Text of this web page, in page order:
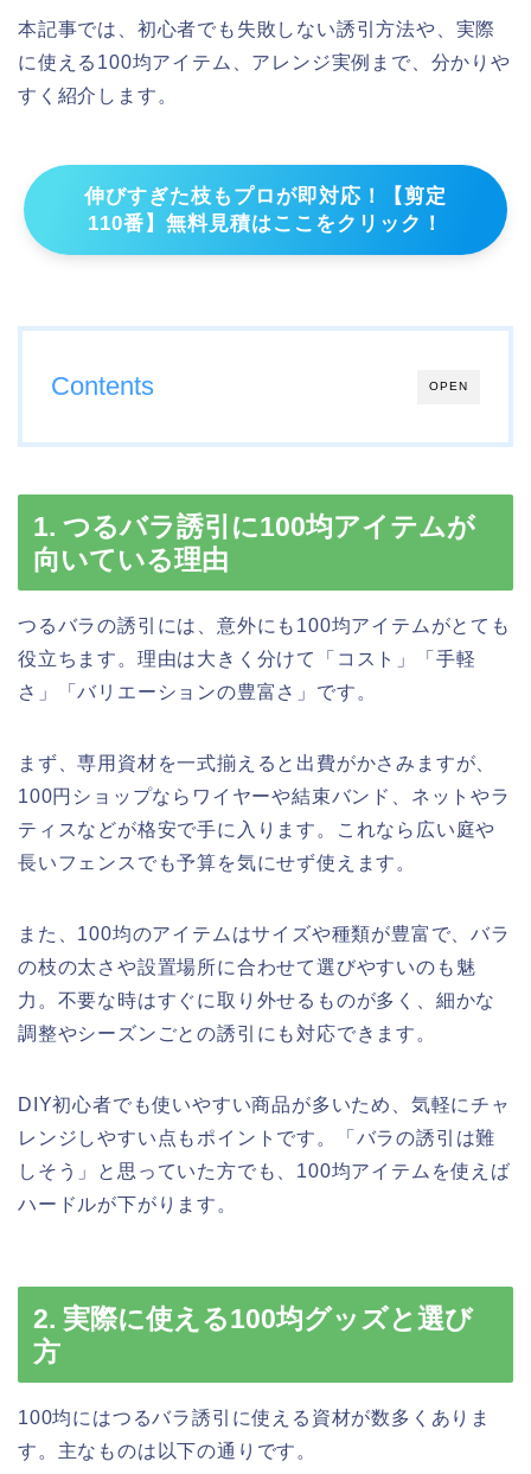
本記事では、初心者でも失敗しない誘引方法や、実際
に使える100均アイテム、アレンジ実例まで、分かりや
すく紹介します。
伸びすぎた枝もプロが即対応！【剪定
110番】無料見積はここをクリック！
OPEN
Contents
1. つるバラ誘引に100均アイテムが
向いている理由
つるバラの誘引には、意外にも100均アイテムがとても
役立ちます。理由は大きく分けて「コスト」「手軽
さ」「バリエーションの豊富さ」です。
まず、専用資材を一式揃えると出費がかさみますが、
100円ショップならワイヤーや結束バンド、ネットやラ
ティスなどが格安で手に入ります。これなら広い庭や
長いフェンスでも予算を気にせず使えます。
また、100均のアイテムはサイズや種類が豊富で、バラ
の枝の太さや設置場所に合わせて選びやすいのも魅
力。不要な時はすぐに取り外せるものが多く、細かな
調整やシーズンごとの誘引にも対応できます。
DIY初心者でも使いやすい商品が多いため、気軽にチャ
レンジしやすい点もポイントです。「バラの誘引は難
しそう」と思っていた方でも、100均アイテムを使えば
ハードルが下がります。
2. 実際に使える100均グッズと選び
方
100均にはつるバラ誘引に使える資材が数多くありま
す。主なものは以下の通りです。